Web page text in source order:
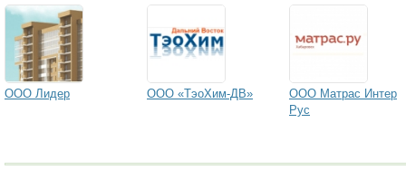
ООО Лидер ООО «ТэоХим-ДВ»
ООО Матрас Интер
Рус